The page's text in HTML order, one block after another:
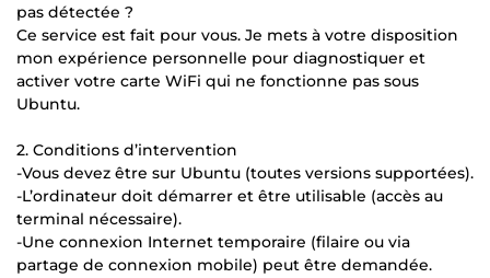
pas détectée ?
Ce service est fait pour vous. Je mets à votre disposition
mon expérience personnelle pour diagnostiquer et
activer votre carte WiFi qui ne fonctionne pas sous
Ubuntu.
2. Conditions d’intervention
-Vous devez être sur Ubuntu (toutes versions supportées).
-L’ordinateur doit démarrer et être utilisable (accès au
terminal nécessaire).
-Une connexion Internet temporaire (filaire ou via
partage de connexion mobile) peut être demandée.